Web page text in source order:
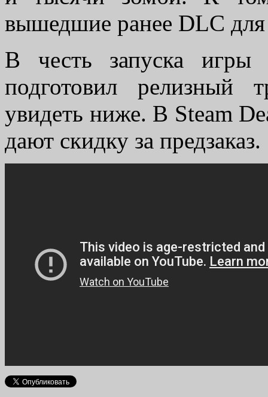
вышедшие ранее DLC для
В честь запуска игры
подготовил релизный
увидеть ниже. В Steam
дают скидку за предзаказ.